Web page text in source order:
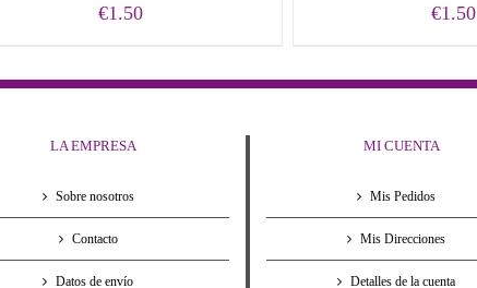
€1.50 €1.50
LA EMPRESA
Sobre nosotros
Contacto
Datos de envío
MI CUENTA
Mis Pedidos
Mis Direcciones
Detalles de la cuenta